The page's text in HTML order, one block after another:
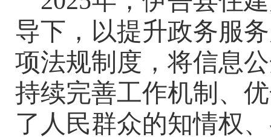
导下，以提升政务服
项法规制度，将信息
持续完善工作机制、
了人民群众的知情权